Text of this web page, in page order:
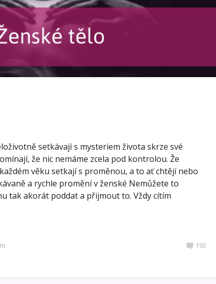
setkávají s mysteriem života skrze své
že nic nemáme zcela pod kontrolou. Že
věku setkají s proměnou, a to ať chtějí nebo
a rychle promění v ženské Nemůžete to
tak akorát poddat a přijmout to. Vždy cítím
192